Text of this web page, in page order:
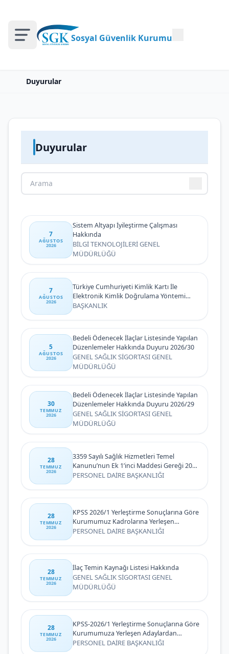
Sosyal Güvenlik Kurumu
Duyurular
Duyurular
7
AĞUSTOS
2026
Sistem Altyapı İyileştirme Çalışması
Hakkında
BİLGİ TEKNOLOJİLERİ GENEL
MÜDÜRLÜĞÜ
7
AĞUSTOS
2026
Türkiye Cumhuriyeti Kimlik Kartı İle
Elektronik Kimlik Doğrulama Yöntemi
(Biyometrik Kimlik Doğrulama Sistemi)
BAŞKANLIK
5
AĞUSTOS
2026
Bedeli Ödenecek İlaçlar Listesinde Yapılan
Düzenlemeler Hakkında Duyuru 2026/30
GENEL SAĞLIK SİGORTASI GENEL
MÜDÜRLÜĞÜ
30
TEMMUZ
2026
Bedeli Ödenecek İlaçlar Listesinde Yapılan
Düzenlemeler Hakkında Duyuru 2026/29
GENEL SAĞLIK SİGORTASI GENEL
MÜDÜRLÜĞÜ
28
TEMMUZ
2026
3359 Sayılı Sağlık Hizmetleri Temel
Kanunu’nun Ek 1’inci Maddesi Gereği 2026
Yılı 2. Dönem İlk Defa ve Yeniden
PERSONEL DAİRE BAŞKANLIĞI
28
TEMMUZ
2026
KPSS 2026/1 Yerleştirme Sonuçlarına Göre
Kurumumuz Kadrolarına Yerleşen
Adaylardan İstenen Belgelere İlişkin
PERSONEL DAİRE BAŞKANLIĞI
28
TEMMUZ
2026
İlaç Temin Kaynağı Listesi Hakkında
GENEL SAĞLIK SİGORTASI GENEL
MÜDÜRLÜĞÜ
28
TEMMUZ
2026
KPSS-2026/1 Yerleştirme Sonuçlarına Göre
Kurumumuza Yerleşen Adaylardan
İstenen Belgelere İlişkin Duyuru
PERSONEL DAİRE BAŞKANLIĞI